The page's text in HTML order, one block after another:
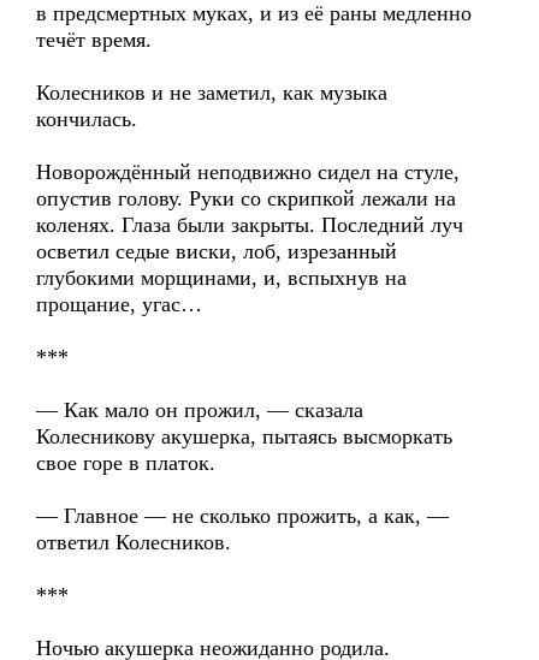
в предсмертных муках, и из её раны медленно
течёт время.
Колесников и не заметил, как музыка
кончилась.
Новорождённый неподвижно сидел на стуле,
опустив голову. Руки со скрипкой лежали на
коленях. Глаза были закрыты. Последний луч
осветил седые виски, лоб, изрезанный
глубокими морщинами, и, вспыхнув на
прощание, угас…
***
— Как мало он прожил, — сказала
Колесникову акушерка, пытаясь высморкать
свое горе в платок.
— Главное — не сколько прожить, а как, —
ответил Колесников.
***
Ночью акушерка неожиданно родила.